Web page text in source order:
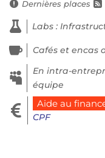
 Dernières places 
 Labs :
 Cafés et encas

En intra-
équipe
 Aide au
CPF